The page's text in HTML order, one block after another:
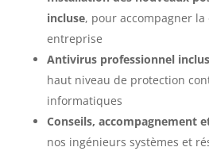
incluse, pour accompagner la
entreprise
Antivirus professionnel inclus
haut niveau de protection
informatiques
Conseils, accompagnement
nos ingénieurs systèmes et